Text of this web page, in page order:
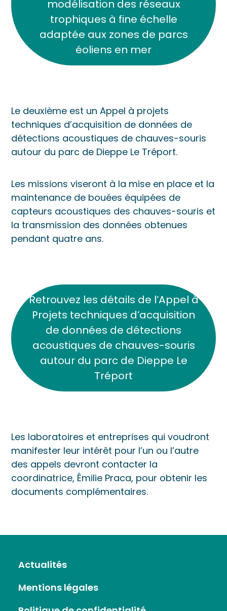
modélisation des réseaux
trophiques à fine échelle
adaptée aux zones de parcs
éoliens en mer
Le deuxième est un Appel à projets
techniques d’acquisition de données de
détections acoustiques de chauves-souris
autour du parc de Dieppe Le Tréport.
Les missions viseront à la mise en place et la
maintenance de bouées équipées de
capteurs acoustiques des chauves-souris et
la transmission des données obtenues
pendant quatre ans.
Retrouvez les détails de l’Appel à
Projets techniques d’acquisition
de données de détections
acoustiques de chauves-souris
autour du parc de Dieppe Le
Tréport
Les laboratoires et entreprises qui voudront
manifester leur intérêt pour l’un ou l’autre
des appels devront contacter la
coordinatrice, Émilie Praca, pour obtenir les
documents complémentaires.
Actualités
Mentions légales